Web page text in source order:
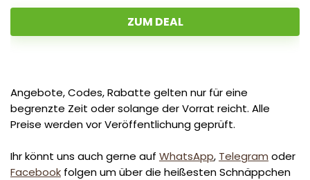
ZUM DEAL
Angebote, Codes, Rabatte gelten nur für eine
begrenzte Zeit oder solange der Vorrat reicht. Alle
Preise werden vor Veröffentlichung geprüft.
Ihr könnt uns auch gerne auf WhatsApp, Telegram oder
Facebook folgen um über die heißesten Schnäppchen